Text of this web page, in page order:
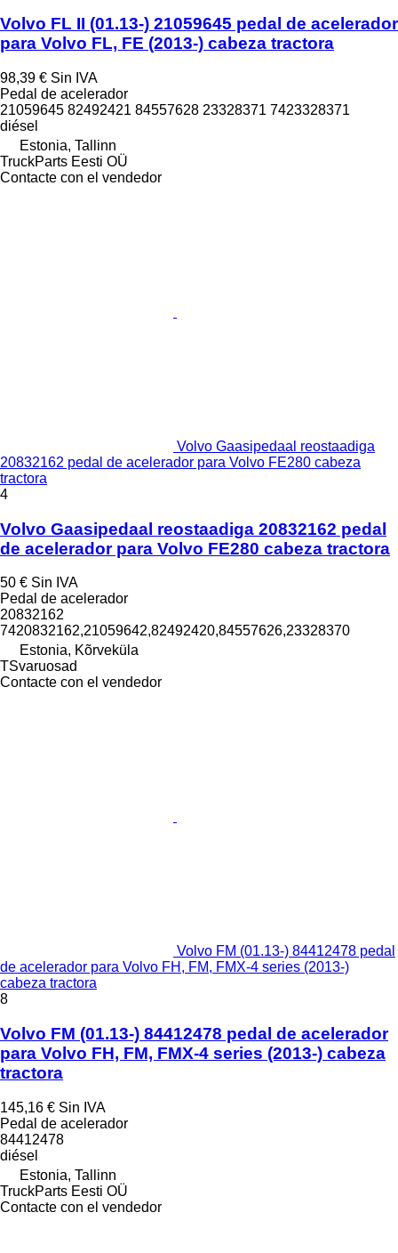
Volvo FL II (01.13-) 21059645 pedal de acelerador
para Volvo FL, FE (2013-) cabeza tractora
98,39 € Sin IVA
Pedal de acelerador
21059645 82492421 84557628 23328371 7423328371
diésel
Estonia, Tallinn
TruckParts Eesti OÜ
Contacte con el vendedor
Volvo Gaasipedaal reostaadiga
20832162 pedal de acelerador para Volvo FE280 cabeza
tractora
4
Volvo Gaasipedaal reostaadiga 20832162 pedal
de acelerador para Volvo FE280 cabeza tractora
50 € Sin IVA
Pedal de acelerador
20832162
7420832162,21059642,82492420,84557626,23328370
Estonia, Kõrveküla
TSvaruosad
Contacte con el vendedor
Volvo FM (01.13-) 84412478 pedal
de acelerador para Volvo FH, FM, FMX-4 series (2013-)
cabeza tractora
8
Volvo FM (01.13-) 84412478 pedal de acelerador
para Volvo FH, FM, FMX-4 series (2013-) cabeza
tractora
145,16 € Sin IVA
Pedal de acelerador
84412478
diésel
Estonia, Tallinn
TruckParts Eesti OÜ
Contacte con el vendedor